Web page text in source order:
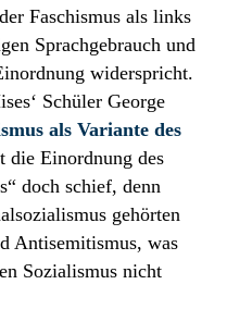
Faschismus als links
Sprachgebrauch und
widerspricht.
Schüler George
als Variante des
die Einordnung des
doch schief, denn
gehörten
Antisemitismus, was
Sozialismus nicht